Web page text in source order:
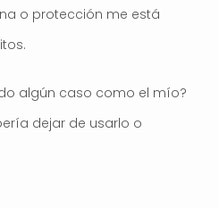
o protección me está
algún caso como el mío?
dejar de usarlo o